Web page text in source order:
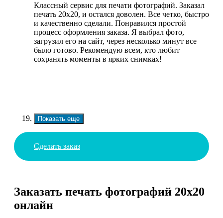
Классный сервис для печати фотографий. Заказал
печать 20х20, и остался доволен. Все четко, быстро
и качественно сделали. Понравился простой
процесс оформления заказа. Я выбрал фото,
загрузил его на сайт, через несколько минут все
было готово. Рекомендую всем, кто любит
сохранять моменты в ярких снимках!
Показать еще
Сделать заказ
Заказать печать фотографий 20х20
онлайн